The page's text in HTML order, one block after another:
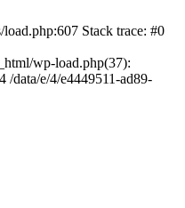
Stack trace: #0
wp-load.php(37):
/data/e/4/e4449511-ad89-